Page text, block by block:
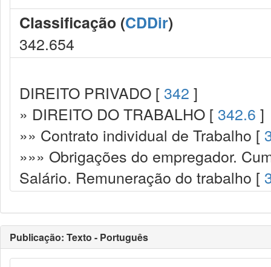
Classificação (CDDir)
342.654
DIREITO PRIVADO [ 342 ]
» DIREITO DO TRABALHO [ 342.6 ]
»» Contrato individual de Trabalho [
»»» Obrigações do empregador.
Salário. Remuneração do trabalho [
Publicação: Texto - Português